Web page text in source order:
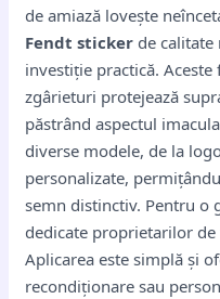
de amiază lovește
Fendt sticker de calitate
investiție practică.
zgârieturi protejează
păstrând aspectul
diverse modele, de la
personalizate,
semn distinctiv. Pentru o
dedicate proprietarilor
Aplicarea este simplă și
recondiționare sau